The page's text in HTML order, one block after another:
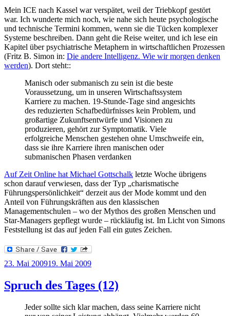
Mein ICE nach Kassel war verspätet, weil der Triebkopf gestört
war. Ich wunderte mich noch, wie nahe sich heute psychologische
und technische Termini kommen, wenn sie die Tücken komplexer
Systeme beschreiben. Dann geht die Reise weiter, und ich lese ein
Kapitel über psychiatrische Metaphern in wirtschaftlichen Prozessen
(Fritz B. Simon in: Die andere Intelligenz. Wie wir morgen denken
werden). Dort steht::
Manisch oder submanisch zu sein ist die beste
Voraussetzung, um in unseren Wirtschaftssystem
Karriere zu machen. 19-Stunde-Tage sind angesichts
des reduzierten Schafbedürfnisses kein Problem, und
großartige Zukunftsentwürfe und Visionen zu
produzieren, gehört zur Symptomatik. Viele
erfolgreiche Menschen gestehen ohne Umschweife ein,
dass sie ihre Karriere ihren manischen oder
submanischen Phasen verdanken
Auf Zeit Online hat Michael Gottschalk letzte Woche übrigens
schon darauf verwiesen, dass der Typ „charismatische
Führungspersönlichkeit“ derzeit aus der Mode kommt und den
Anteil von Führungskräften aus den klassischen
Managementschulen – wo der Mythos des großen Menschen und
Star-Managers gepflegt wurde – rückläufig ist. Im Licht von Simons
Feststellung ist das auf jeden Fall ein gutes Zeichen.
Veröffentlicht
23. Mai 200919. Mai 2009
Spruch des Tages (12)
Jeder sollte sich klar machen, dass seine Karriere nicht